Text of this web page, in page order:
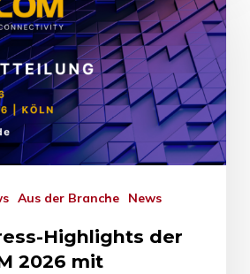
Aus der Branche News
Highlights der
2026 mit